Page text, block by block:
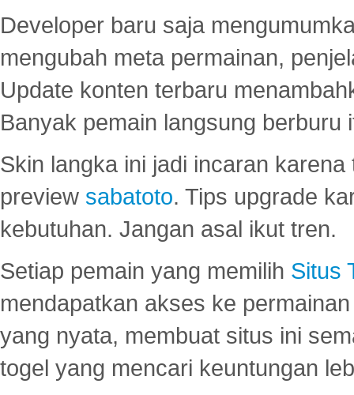
Developer baru saja
mengubah meta permainan,
Update konten terbaru
Banyak pemain langsung berburu
Skin langka ini jadi incaran
preview sabatoto. Tips upgrade
kebutuhan. Jangan asal ikut tren.
Setiap pemain yang memilih Situs
mendapatkan akses ke
yang nyata, membuat situs ini
togel yang mencari keuntungan